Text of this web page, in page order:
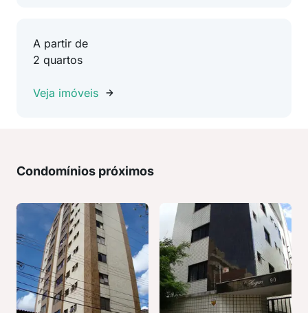
A partir de
2 quartos
Veja imóveis
Condomínios próximos